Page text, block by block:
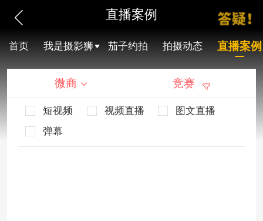
直播案例
首页 我是摄影狮 茄子约拍 拍摄动态 直播案例
微商 竞赛
短视频 视频直播
图文直播
弹幕